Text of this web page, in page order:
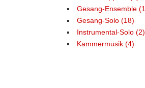
Gesang-Ensemble
Gesang-Solo (18)
Instrumental-Solo (2)
Kammermusik (4)